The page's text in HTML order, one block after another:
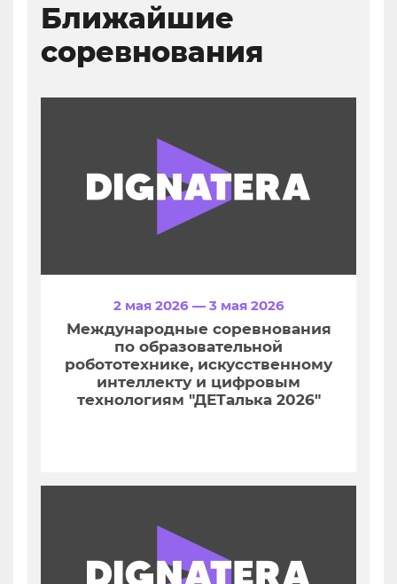
Ближайшие
соревнования
2 мая 2026 — 3 мая 2026
Международные соревнования
по образовательной
робототехнике, искусственному
интеллекту и цифровым
технологиям "ДЕТалька 2026"